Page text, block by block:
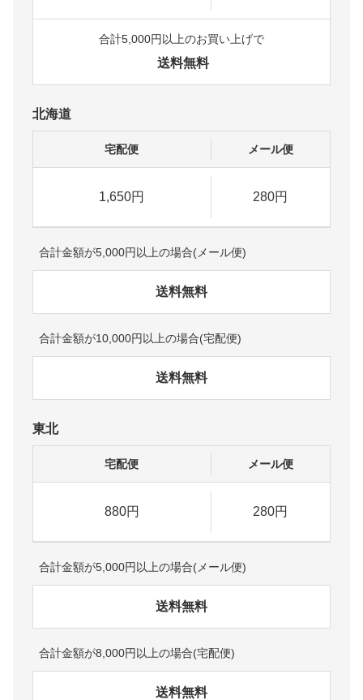
合計5,000円以上のお買い上げで
送料無料
北海道
宅配便 メール便
1,650円 280円
合計金額が5,000円以上の場合(メール便)
送料無料
合計金額が10,000円以上の場合(宅配便)
送料無料
東北
宅配便 メール便
880円 280円
合計金額が5,000円以上の場合(メール便)
送料無料
合計金額が8,000円以上の場合(宅配便)
送料無料